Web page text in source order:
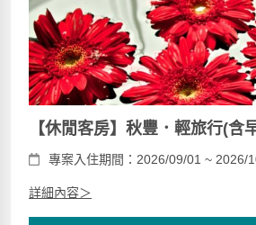
【休閒客房】秋豐．輕旅行(含
專案入住期間：2026/09/01 ~ 2026/
詳細內容＞